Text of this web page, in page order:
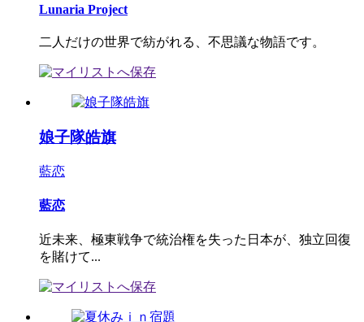
Lunaria Project
二人だけの世界で紡がれる、不思議な物語です。
娘子隊皓旗
藍恋
藍恋
近未来、極東戦争で統治権を失った日本が、独立回復
を賭けて...